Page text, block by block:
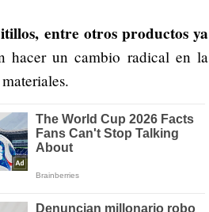
entre otros productos ya
hacer un cambio radical en la